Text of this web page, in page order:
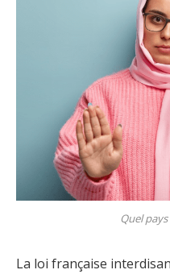
Quel
La loi française